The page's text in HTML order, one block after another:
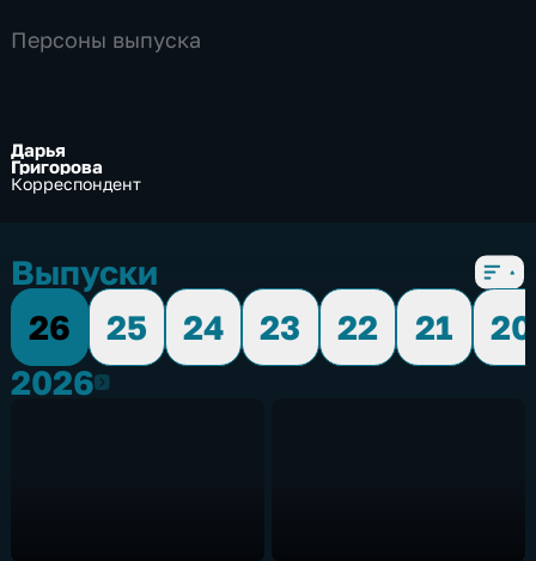
Персоны выпуска
Дарья
Григорова
Корреспондент
Выпуски
26
25 24 23 22 21
20
20262026